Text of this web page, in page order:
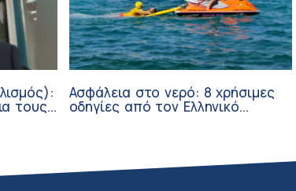
τους
Ασφάλεια στο νερό: 8 χρήσιμες
οδηγίες από τον Ελληνικό